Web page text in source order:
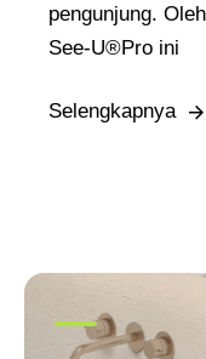
pengunjung.
See-U®Pro ini
Selengkapnya